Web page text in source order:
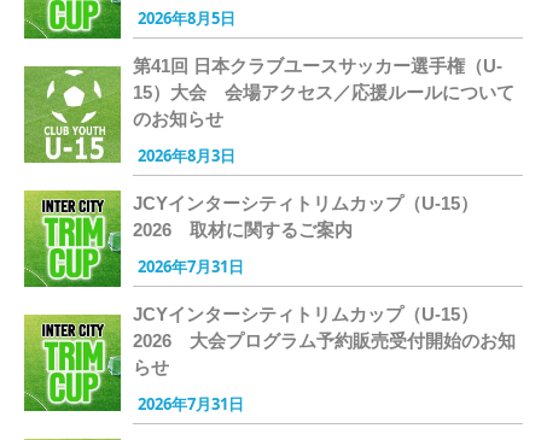
2026年8月5日
第41回 日本クラブユースサッカー選手権（U-
15）大会 会場アクセス／応援ルールについて
のお知らせ
2026年8月3日
JCYインターシティトリムカップ（U-15）
2026 取材に関するご案内
2026年7月31日
JCYインターシティトリムカップ（U-15）
2026 大会プログラム予約販売受付開始のお知
らせ
2026年7月31日